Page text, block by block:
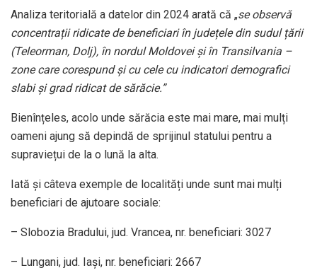
Analiza teritorială a datelor din 2024 arată că „se observă
concentrații ridicate de beneficiari în județele din sudul țării
(Teleorman, Dolj), în nordul Moldovei și în Transilvania –
zone care corespund și cu cele cu indicatori demografici
slabi și grad ridicat de sărăcie.”
Bienînțeles, acolo unde sărăcia este mai mare, mai mulți
oameni ajung să depindă de sprijinul statului pentru a
supraviețui de la o lună la alta.
Iată și câteva exemple de localități unde sunt mai mulți
beneficiari de ajutoare sociale:
– Slobozia Bradului, jud. Vrancea, nr. beneficiari: 3027
– Lungani, jud. Iași, nr. beneficiari: 2667